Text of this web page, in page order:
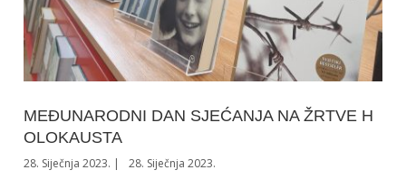
MEĐUNARODNI DAN SJEĆANJA NA ŽRTVE H
OLOKAUSTA
28. Siječnja 2023. 28. Siječnja 2023.